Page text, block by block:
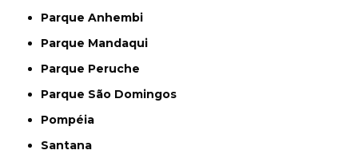
Parque Anhembi
Parque Mandaqui
Parque Peruche
Parque São Domingos
Pompéia
Santana